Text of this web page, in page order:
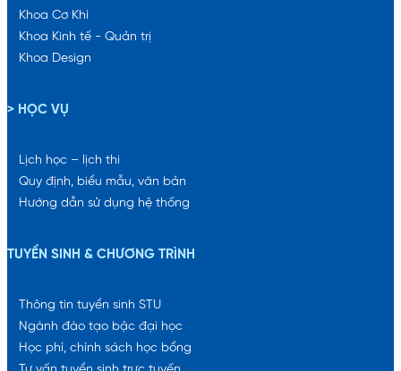
Khoa Cơ Khí
Khoa Kinh tế - Quản trị
Khoa Design
> HỌC VỤ
Lịch học – lịch thi
Quy định, biểu mẫu, văn bản
Hướng dẫn sử dụng hệ thống
TUYỂN SINH & CHƯƠNG TRÌNH
Thông tin tuyển sinh STU
Ngành đào tạo bậc đại học
Học phí, chính sách học bổng